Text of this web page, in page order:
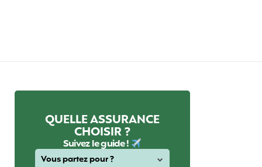
QUELLE ASSURANCE
CHOISIR ?
Suivez le guide !